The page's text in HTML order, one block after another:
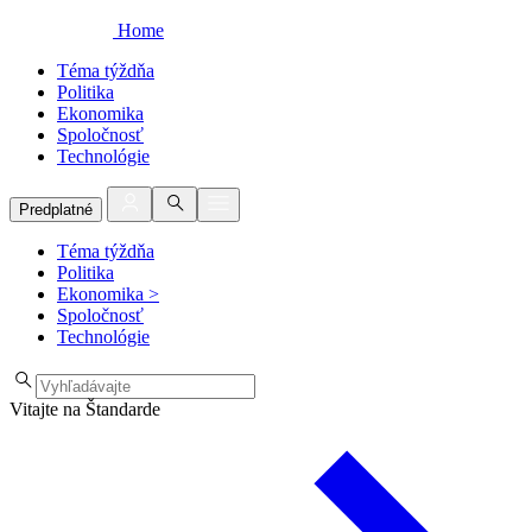
Home
Téma týždňa
Politika
Ekonomika
Spoločnosť
Technológie
Predplatné
Téma týždňa
Politika
Ekonomika >
Spoločnosť
Technológie
Vitajte na Štandarde